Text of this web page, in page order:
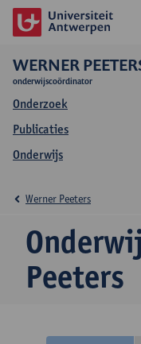
WERNER
onderwijscoördinator
Onderzoek
Publicaties
Onderwijs
Peeters
Werner Peeters